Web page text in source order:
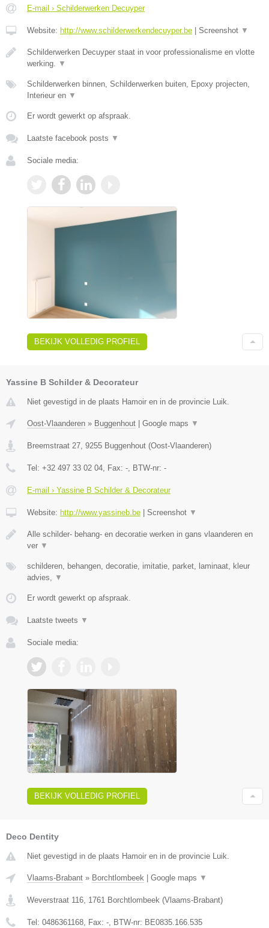
E-mail › Schilderwerken Decuyper
Website: http://www.schilderwerkendecuyper.be | Screenshot ▼
Schilderwerken Decuyper staat in voor professionalisme en vlotte
werking.
▼
Schilderwerken binnen, Schilderwerken buiten, Epoxy projecten,
Interieur en ▼
Er wordt gewerkt op afspraak.
Laatste facebook posts ▼
Sociale media:
BEKIJK VOLLEDIG PROFIEL
Yassine B Schilder & Decorateur
Niet gevestigd in de plaats Hamoir en in de provincie Luik.
Oost-Vlaanderen » Buggenhout Google maps ▼
Breemstraat 27, 9255 Buggenhout (Oost-Vlaanderen)
Tel: +32 497 33 02 04, Fax: -, BTW-nr: -
E-mail › Yassine B Schilder & Decorateur
Website: http://www.yassineb.be Screenshot ▼
Alle schilder- behang- en decoratie werken in gans vlaanderen en
ver ▼
schilderen, behangen, decoratie, imitatie, parket, laminaat, kleur
advies, ▼
Er wordt gewerkt op afspraak.
Laatste tweets ▼
Sociale media:
BEKIJK VOLLEDIG PROFIEL
Deco Dentity
Niet gevestigd in de plaats Hamoir en in de provincie Luik.
Vlaams-Brabant » Borchtlombeek Google maps ▼
Weverstraat 116, 1761 Borchtlombeek (Vlaams-Brabant)
Tel: 0486361168, Fax: -, BTW-nr: BE0835.166.535